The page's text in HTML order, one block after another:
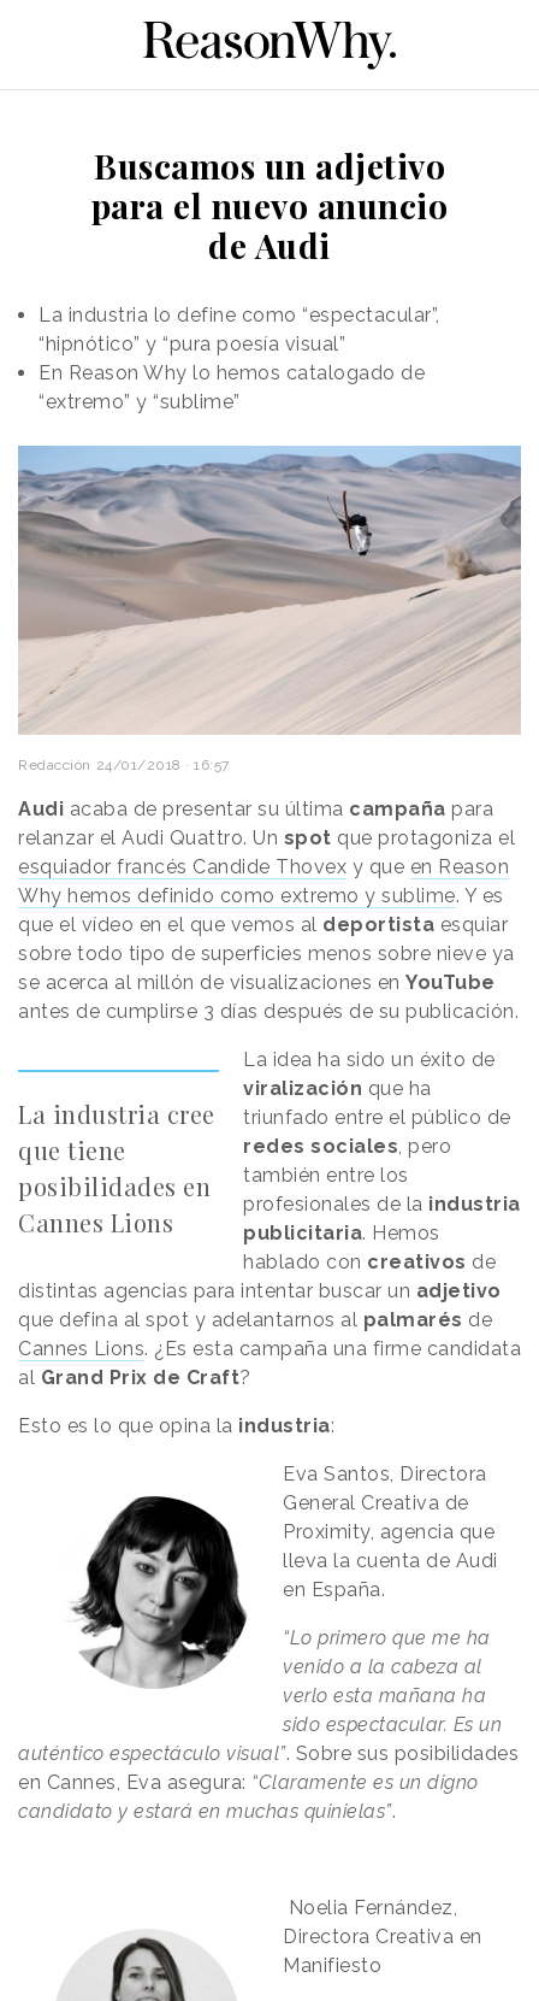
Buscamos un adjetivo
para el nuevo anuncio
de Audi
La industria lo define como “espectacular”,
“hipnótico” y “pura poesía visual”
En Reason Why lo hemos catalogado de
“extremo” y “sublime”
Redacción 24/01/2018 · 16:57
Audi acaba de presentar su última campaña para
relanzar el Audi Quattro. Un spot que protagoniza el
esquiador francés Candide Thovex y que en Reason
Why hemos definido como extremo y sublime. Y es
que el vídeo en el que vemos al deportista esquiar
sobre todo tipo de superficies menos sobre nieve ya
se acerca al millón de visualizaciones en YouTube
antes de cumplirse 3 días después de su publicación.
La industria cree
que tiene
posibilidades en
Cannes Lions
La idea ha sido un éxito de
viralización que ha
triunfado entre el público de
redes sociales, pero
también entre los
profesionales de la industria
publicitaria. Hemos
hablado con creativos de
distintas agencias para intentar buscar un adjetivo
que defina al spot y adelantarnos al palmarés de
Cannes Lions. ¿Es esta campaña una firme candidata
al Grand Prix de Craft?
Esto es lo que opina la industria:
Eva Santos, Directora
General Creativa de
Proximity, agencia que
lleva la cuenta de Audi
en España.
“Lo primero que me ha
venido a la cabeza al
verlo esta mañana ha
sido espectacular. Es un
auténtico espectáculo visual”. Sobre sus posibilidades
en Cannes, Eva asegura: “Claramente es un digno
candidato y estará en muchas quinielas”.
Noelia Fernández,
Directora Creativa en
Manifiesto